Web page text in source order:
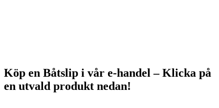
Köp en Båtslip i vår e-handel – Klicka på
en utvald produkt nedan!